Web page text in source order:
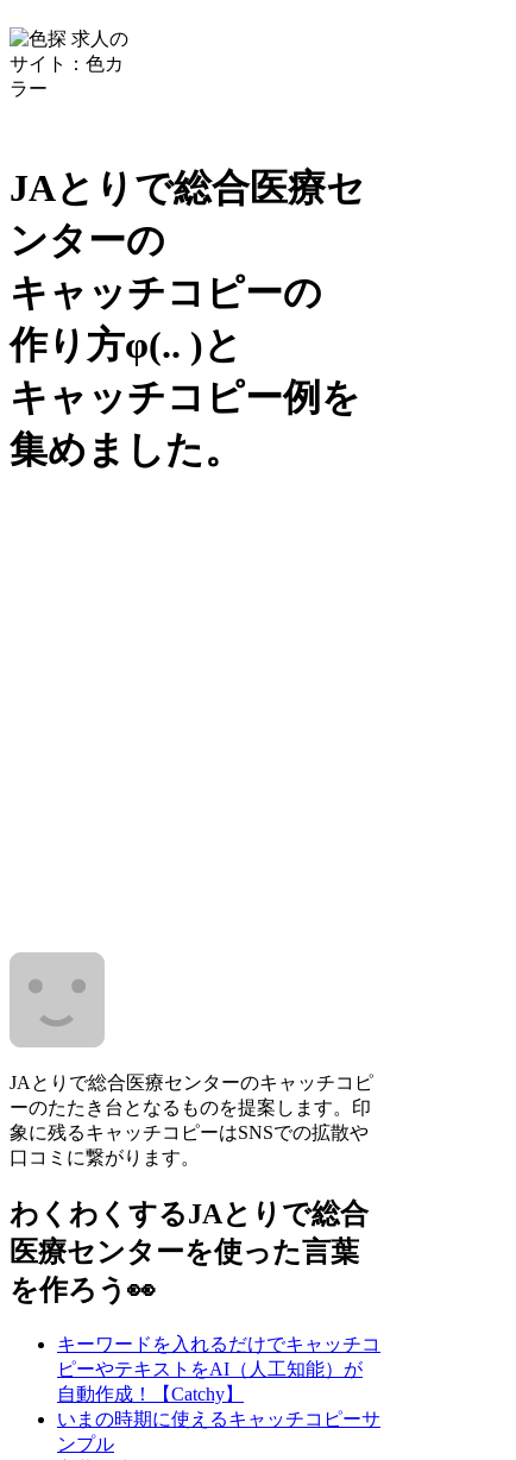
JAとりで総合医療セ
ンターの
キャッチコピーの
作り方φ(.. )と
キャッチコピー例を
集めました。
JAとりで総合医療センターのキャッチコピ
ーのたたき台となるものを提案します。印
象に残るキャッチコピーはSNSでの拡散や
口コミに繋がります。
わくわくするJAとりで総合
医療センターを使った言葉
を作ろう👀
キーワードを入れるだけでキャッチコ
ピーやテキストをAI（人工知能）が
自動作成！【Catchy】
いまの時期に使えるキャッチコピーサ
ンプル